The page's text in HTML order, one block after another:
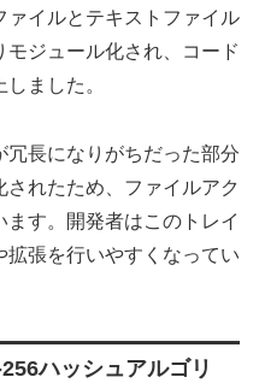
イルとテキストファイル
ジュール化され、コード
ました。
冗長になりがちだった部分
れたため、ファイルアク
す。開発者はこのトレイ
拡張を行いやすくなってい
ハッシュアルゴリ